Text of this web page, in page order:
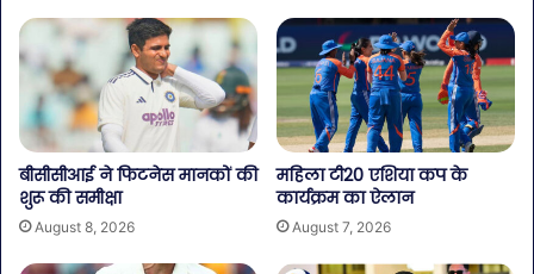
बीसीसीआई ने फिटनेस मानकों की
शुरू की समीक्षा
August 8, 2026
महिला टी20 एशिया कप के
कार्यक्रम का ऐलान
August 7, 2026